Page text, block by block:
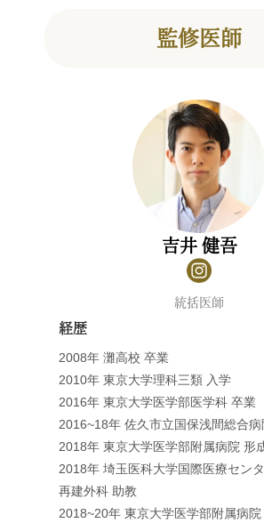
監修医師
吉井 健吾
統括医師
経歴
2008年 灘高校 卒業
2010年 東京大学理科三類 入学
2016年 東京大学医学部医学科 卒業
2016~18年 佐久市立国保浅間総合
2018年 東京大学医学部附属病院 形
2018年 埼玉医科大学国際医療セン
再建外科 助教
2018~20年 東京大学医学部附属病